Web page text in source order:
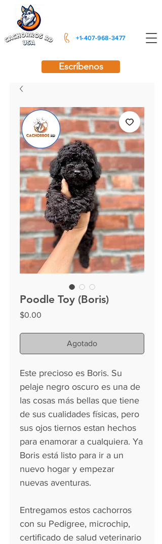
+1-407-968-3477
Escríbenos
Poodle Toy (Boris)
$0.00
Agotado
Este precioso es Boris. Su
pelaje negro oscuro es una de
las cosas más bellas que tiene
de sus cualidades físicas, pero
sus ojos tiernos estan hechos
para enamorar a cualquiera. Ya
Boris está listo para ir a un
nuevo hogar y empezar
nuevas aventuras.
Entregamos estos cachorros
con su Pedigree, microchip,
certificado de salud veterinario